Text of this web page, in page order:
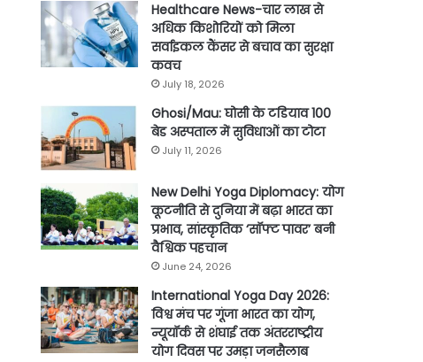
Healthcare News-चार लाख से
अधिक किशोरियों को मिला
सर्वाइकल कैंसर से बचाव का सुरक्षा
कवच
July 18, 2026
Ghosi/Mau: घोसी के टडियाव 100
बेड अस्पताल में सुविधाओं का टोटा
July 11, 2026
New Delhi Yoga Diplomacy: योग
कूटनीति से दुनिया में बढ़ा भारत का
प्रभाव, सांस्कृतिक ‘सॉफ्ट पावर’ बनी
वैश्विक पहचान
June 24, 2026
International Yoga Day 2026:
विश्व मंच पर गूंजा भारत का योग,
न्यूयॉर्क से शंघाई तक अंतरराष्ट्रीय
योग दिवस पर उमड़ा जनसैलाब